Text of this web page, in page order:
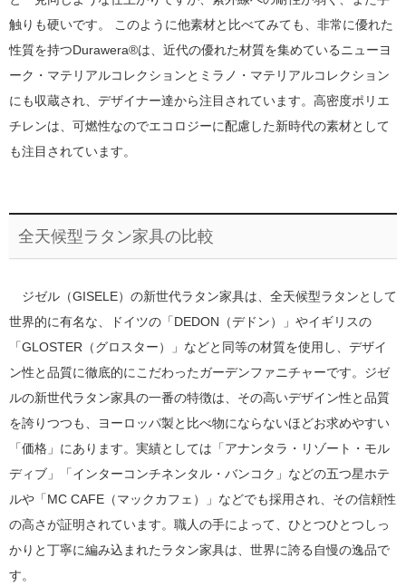
触りも硬いです。 このように他素材と比べてみても、非常に優れた
性質を持つDurawera®は、近代の優れた材質を集めているニューヨ
ーク・マテリアルコレクションとミラノ・マテリアルコレクション
にも収蔵され、デザイナー達から注目されています。高密度ポリエ
チレンは、可燃性なのでエコロジーに配慮した新時代の素材として
も注目されています。
全天候型ラタン家具の比較
ジゼル（GISELE）の新世代ラタン家具は、全天候型ラタンとして
世界的に有名な、ドイツの「DEDON（デドン）」やイギリスの
「GLOSTER（グロスター）」などと同等の材質を使用し、デザイ
ン性と品質に徹底的にこだわったガーデンファニチャーです。ジゼ
ルの新世代ラタン家具の一番の特徴は、その高いデザイン性と品質
を誇りつつも、ヨーロッパ製と比べ物にならないほどお求めやすい
「価格」にあります。実績としては「アナンタラ・リゾート・モル
ディブ」「インターコンチネンタル・バンコク」などの五つ星ホテ
ルや「MC CAFE（マックカフェ）」などでも採用され、その信頼性
の高さが証明されています。職人の手によって、ひとつひとつしっ
かりと丁寧に編み込まれたラタン家具は、世界に誇る自慢の逸品で
す。